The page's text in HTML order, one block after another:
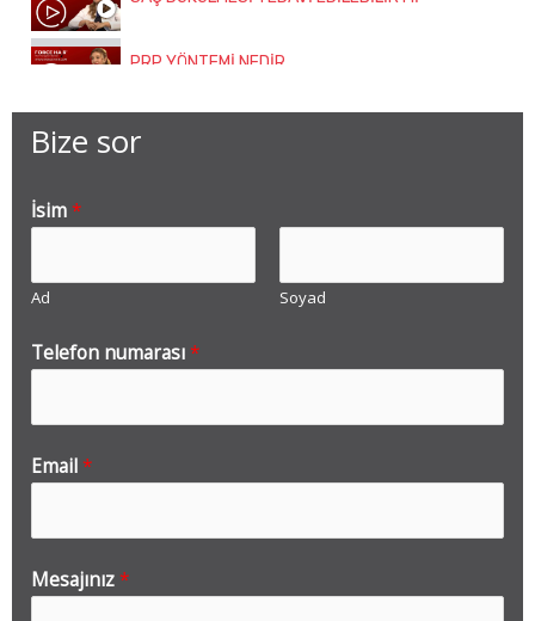
PRP YÖNTEMİ NEDİR
Bize sor
İsim*
Ad Soyad
Telefon numarası*
Email*
Mesajınız*